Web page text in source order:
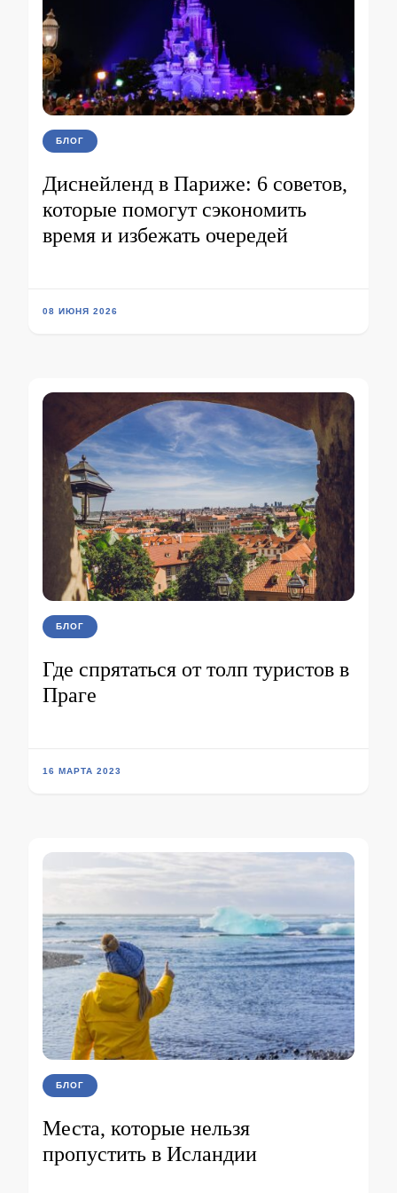
БЛОГ
Диснейленд в Париже: 6 советов,
которые помогут сэкономить
время и избежать очередей
08 ИЮНЯ 2026
БЛОГ
Где спрятаться от толп туристов в
Праге
16 МАРТА 2023
БЛОГ
Места, которые нельзя
пропустить в Исландии